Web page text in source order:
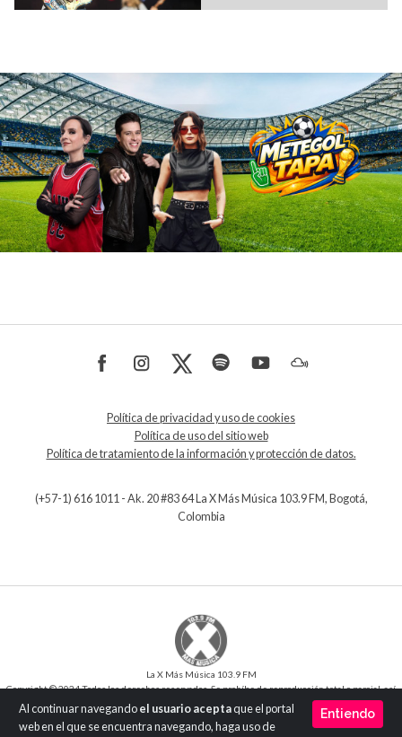
Al continuar navegando el usuario aceptaque el portal
web en el que se encuentra navegando, haga uso de
Entiendo
Política de privacidad y uso de cookies
Política de uso del sitio web
Política de tratamiento de la información y protección de datos.
(+57-1) 616 1011 - Ak. 20 #83 64 La X Más Música 103.9 FM, Bogotá,
Colombia
La X Más Música 103.9 FM
Copyright © 2024 Todos los derechos reservados. Se prohíbe de reproducción total o parcial, así
como su traducción a cualquier idioma sin la autorización escrita del titular.
Desarrollo y Diseño
SilverIT
Versión 1.0